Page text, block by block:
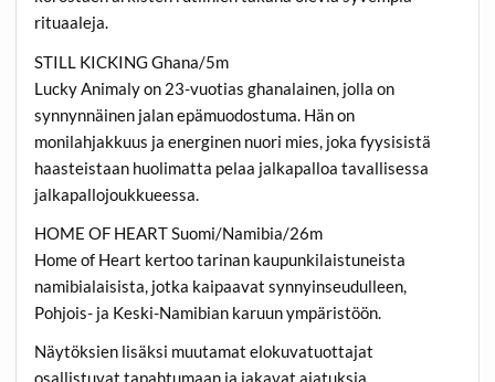
rituaaleja.
STILL KICKING Ghana/5m
Lucky Animaly on 23-vuotias ghanalainen, jolla on
synnynnäinen jalan epämuodostuma. Hän on
monilahjakkuus ja energinen nuori mies, joka fyysisistä
haasteistaan huolimatta pelaa jalkapalloa tavallisessa
jalkapallojoukkueessa.
HOME OF HEART Suomi/Namibia/26m
Home of Heart kertoo tarinan kaupunkilaistuneista
namibialaisista, jotka kaipaavat synnyinseudulleen,
Pohjois- ja Keski-Namibian karuun ympäristöön.
Näytöksien lisäksi muutamat elokuvatuottajat
osallistuvat tapahtumaan ja jakavat ajatuksia